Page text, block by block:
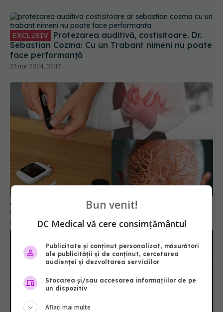
EXCLUSIV
Sebastian Cozma: Cu un Trabant nimeni nu poate
face performanță
23 apr 2024, 22:12
Apneea în somn, pericolul tăcut cu riscuri
cardiovasculare crescute. Duce la AVC și diabet
05 noi 2024, 19:43
Bun venit!
DC Medical vă cere consimțământul
Publicitate și conținut personalizat, măsurători
ale publicității și de conținut, cercetarea
audienței și dezvoltarea serviciilor
Stocarea și/sau accesarea informațiilor de pe
un dispozitiv
Aflați mai multe